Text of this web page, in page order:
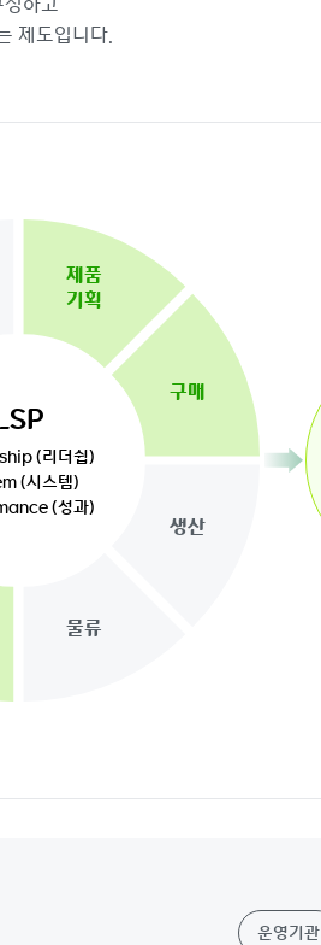
제도입니다.
(리더쉽)
(시스템)
(성과)
제품
기획
구매
생산
물류
운영기관